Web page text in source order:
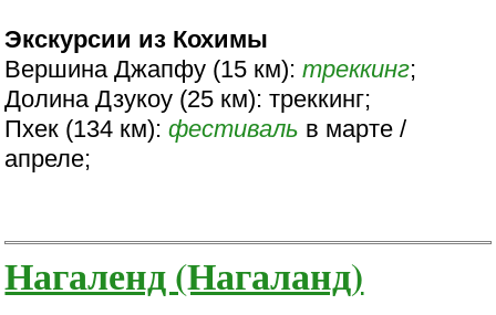
Экскурсии из Кохимы
Вершина Джапфу (15 км):треккинг;
Долина Дзукоу (25 км): треккинг;
Пхек (134 км):фестиваль в марте /
апреле;
Нагаленд (Нагаланд)